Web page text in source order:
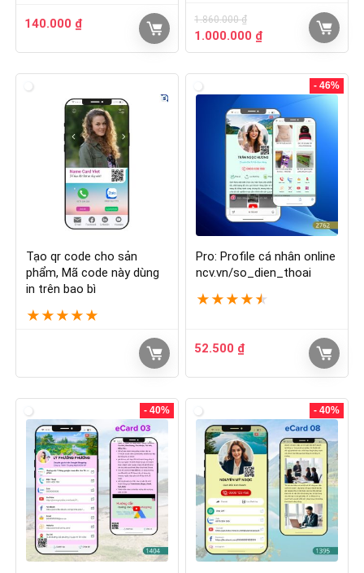
140.000 ₫ 1.860.000₫
1.000.000 ₫
Tạo qr code cho sản
phẩm, Mã code này dùng
in trên bao bì
★ ★ ★ ★ ★
- 46%
Pro: Profile cá nhân online
ncv.vn/so_dien_thoai
★ ★ ★ ★ ★
52.500 ₫
- 40% - 40%